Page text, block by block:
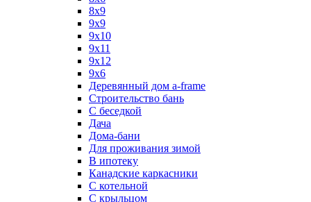
8х9
9x9
9х10
9х11
9х12
9х6
Деревянный дом a-frame
Строительство бань
С беседкой
Дача
Дома-бани
Для проживания зимой
В ипотеку
Канадские каркасники
С котельной
С крыльцом